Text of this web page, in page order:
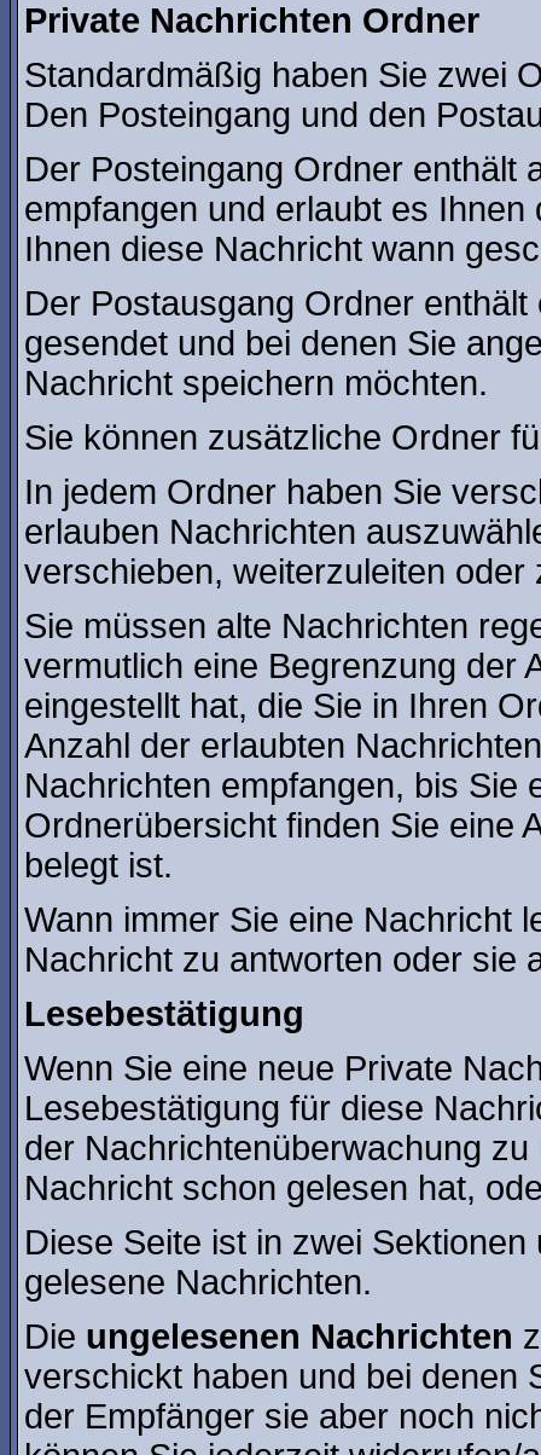
Private Nachrichten Ordner
Standardmäßig haben Sie zwei
Den Posteingang und den
Der Posteingang Ordner enthält
empfangen und erlaubt es
Ihnen diese Nachricht wann
Der Postausgang Ordner
gesendet und bei denen Sie
Nachricht speichern möchten.
Sie können zusätzliche Ordner
In jedem Ordner haben Sie
erlauben Nachrichten
verschieben, weiterzuleiten oder
Sie müssen alte Nachrichten
vermutlich eine Begrenzung der
eingestellt hat, die Sie in Ihren
Anzahl der erlaubten
Nachrichten empfangen, bis Sie
Ordnerübersicht finden Sie eine
belegt ist.
Wann immer Sie eine Nachricht
Nachricht zu antworten oder sie
Lesebestätigung
Wenn Sie eine neue Private
Lesebestätigung für diese
der Nachrichtenüberwachung
Nachricht schon gelesen hat,
Diese Seite ist in zwei
gelesene Nachrichten.
Die ungelesenen Nachrichten
verschickt haben und bei denen
der Empfänger sie aber noch